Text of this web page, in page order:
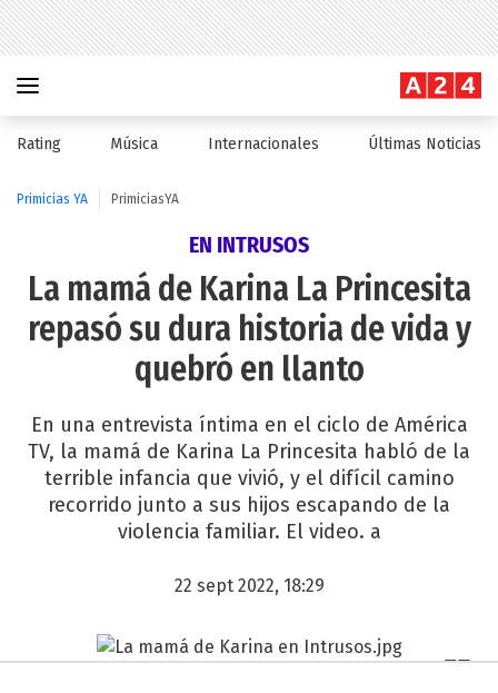
Rating Música Internacionales Últimas Noticias
Primicias YA PrimiciasYA
EN INTRUSOS
La mamá de Karina La Princesita
repasó su dura historia de vida y
quebró en llanto
En una entrevista íntima en el ciclo de América
TV, la mamá de Karina La Princesita habló de la
terrible infancia que vivió, y el difícil camino
recorrido junto a sus hijos escapando de la
violencia familiar. El video. a
22 sept 2022, 18:29